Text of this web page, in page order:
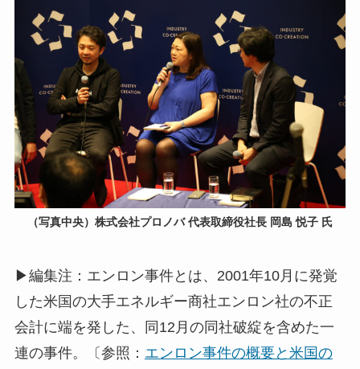
（写真中央）株式会社プロノバ 代表取締役社長 岡島 悦子 氏
▶編集注：エンロン事件とは、2001年10月に発覚
した米国の大手エネルギー商社エンロン社の不正
会計に端を発した、同12月の同社破綻を含めた一
連の事件。〔参照： エンロン事件の概要と米国の